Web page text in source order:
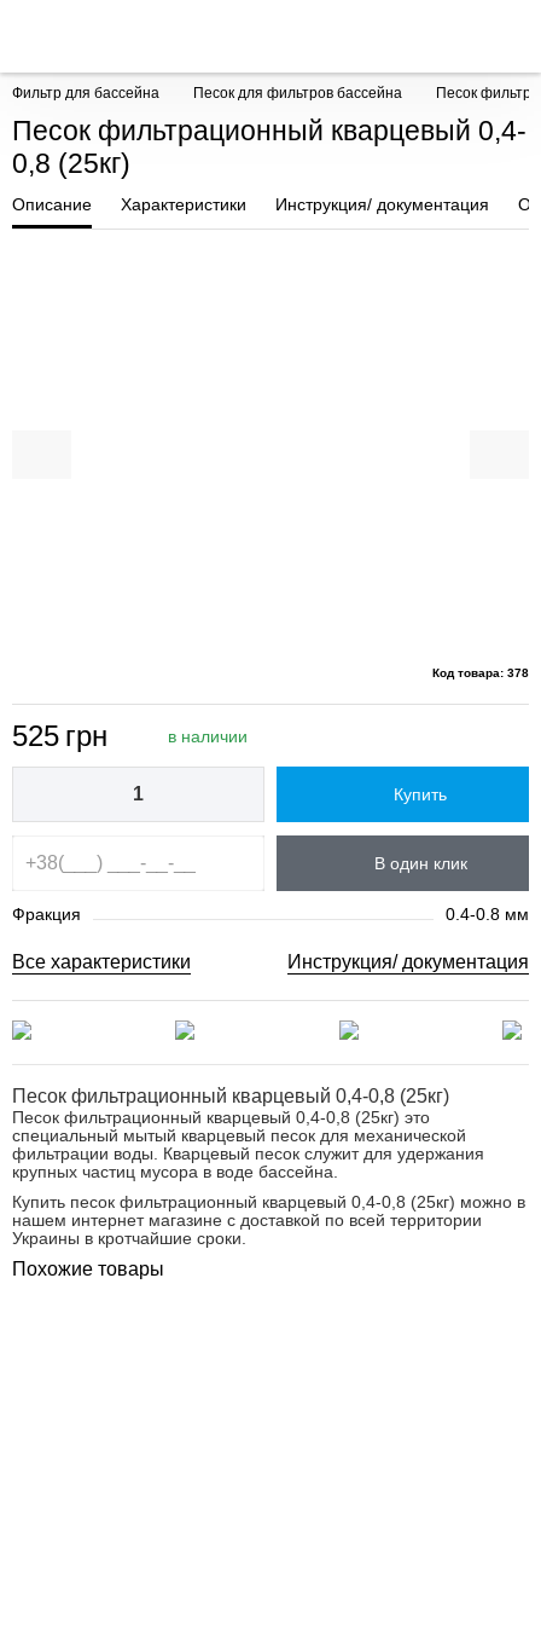
Фильтр для бассейна Песок для фильтров бассейна Песок
Песок фильтрационный кварцевый 0,4-
0,8 (25кг)
Описание Характеристики Инструкция/ документация
Код товара: 378
525 грн в наличии
Купить
В один клик
Фракция 0.4-0.8 мм
Все характеристики Инструкция/ документация
Песок фильтрационный кварцевый 0,4-0,8 (25кг)
Песок фильтрационный кварцевый 0,4-0,8 (25кг) это
специальный мытый кварцевый песок для механической
фильтрации воды. Кварцевый песок служит для удержания
крупных частиц мусора в воде бассейна.
Купить песок фильтрационный кварцевый 0,4-0,8 (25кг) можно в
нашем интернет магазине с доставкой по всей территории
Украины в кротчайшие сроки.
Похожие товары